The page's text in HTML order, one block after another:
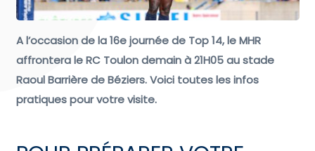
A l’occasion de la 16e journée de Top 14, le MHR
affrontera le RC Toulon demain à 21H05 au stade
Raoul Barrière de Béziers. Voici toutes les infos
pratiques pour votre visite.